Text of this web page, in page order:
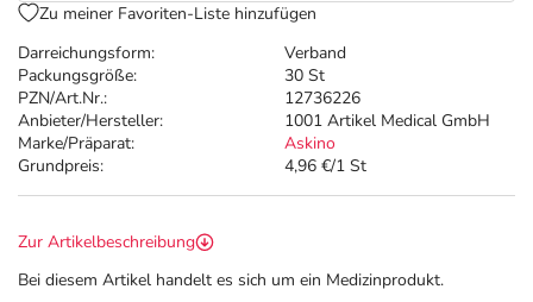
Darreichungsform:
Verband
Packungsgröße:
30 St
PZN/Art.Nr.:
12736226
Anbieter/Hersteller:
1001 Artikel Medical GmbH
Marke/Präparat:
Askino
Grundpreis:
4,96 €/1 St
Zu meiner Favoriten-Liste hinzufügen
Zur Artikelbeschreibung
Bei diesem Artikel handelt es sich um ein Medizinprodukt.